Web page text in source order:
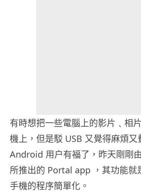
有時想把一些電腦上的影片﹑相
機上，但是駁 USB 又覺得麻煩又
Android 用户有福了，昨天剛剛
所推出的 Portal app ，其功能就
手機的程序簡單化。